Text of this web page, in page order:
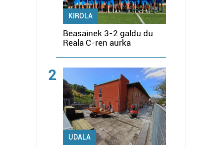
KIROLA
Beasainek 3-2 galdu du
Reala C-ren aurka
2
UDALA